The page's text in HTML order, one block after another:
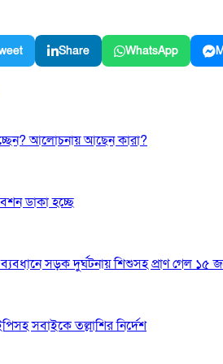
Share WhatsApp
আলোচনায় আছেন কারা?
ডাকা হচ্ছে
সড়ক দুর্ঘটনায় শিশুসহ প্রাণ গেল ১৫
সবাইকে তল্লাশির নির্দেশ